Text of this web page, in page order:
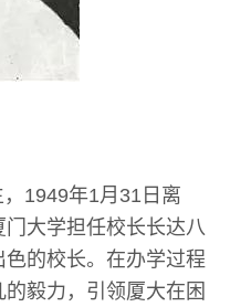
1949年1月31日离
大学担任校长长达八
的校长。在办学过程
毅力，引领厦大在困